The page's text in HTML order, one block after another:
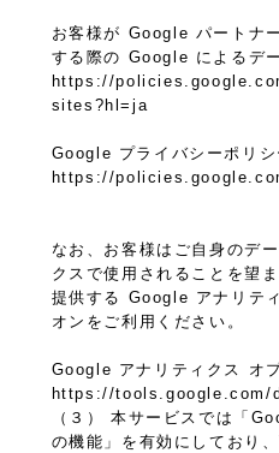
お客様が Google パートナ
する際の Google によるデ
https://
sites?hl=ja
Google プライバシーポリシ
https://
なお、お客様はご自身のデ
クスで使用されることを望
提供する Google アナリテ
オンをご利用ください。
Google アナリティクス オ
https://tools.google.com/
（３） 本サービスでは「
の機能」を有効にしており